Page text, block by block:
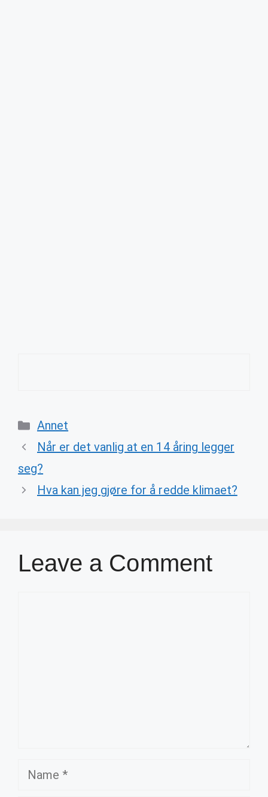
Categories
Annet
Når er det vanlig at en 14 åring legger
seg?
Hva kan jeg gjøre for å redde klimaet?
Leave a Comment
Name